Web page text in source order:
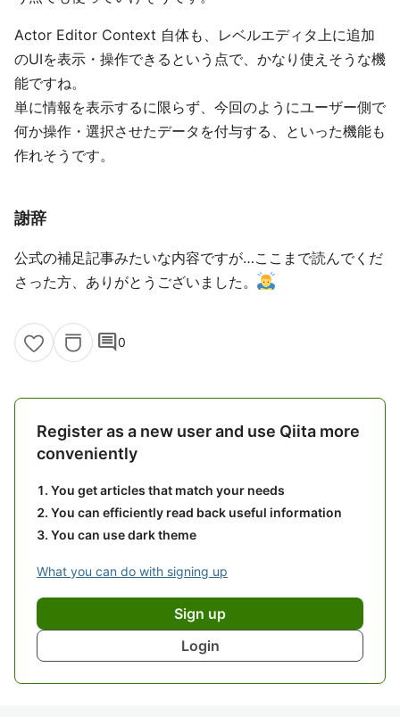
Actor Editor Context 自体も、レベルエディタ上に追加
のUIを表示・操作できるという点で、かなり使えそうな機
能ですね。
単に情報を表示するに限らず、今回のようにユーザー側で
何か操作・選択させたデータを付与する、といった機能も
作れそうです。
謝辞
公式の補足記事みたいな内容ですが…ここまで読んでくだ
さった方、ありがとうございました。
comment0
Register as a new user and use Qiita more
conveniently
You get articles that match your needs
You can efficiently read back useful information
You can use dark theme
What you can do with signing up
Sign up
Login